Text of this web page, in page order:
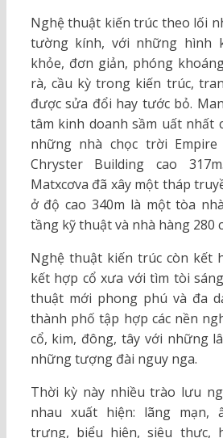
Nghệ thuật kiến trúc theo lối
tường kính, với những hình
khỏe, đơn giản, phóng
rà, cầu kỳ trong kiến trúc,
được sửa đổi hay tước bỏ.
tâm kinh doanh sầm uất nhất
những nhà chọc trời Empire
Chryster Building cao
Matxcơva đã xây một tháp
ở độ cao 340m là một tòa
tầng kỹ thuật và nhà hàng 280
Nghệ thuật kiến trúc còn kết
kết hợp cổ xưa với tìm tòi
thuật mới phong phú và đa
thành phố tập hợp các nền
cổ, kim, đông, tây với những
những tượng đài nguy nga.
Thời kỳ này nhiều trào lưu
nhau xuất hiện: lãng mạn,
trưng, biểu hiện, siêu thực,